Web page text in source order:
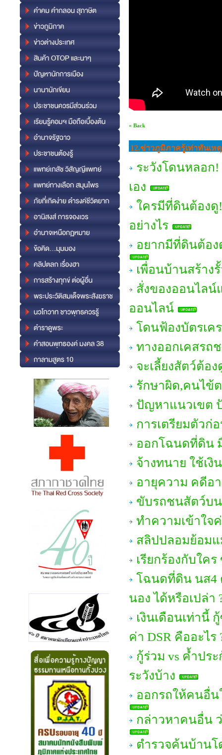
« Back
12.ข่าวภูมิภาครู้เท่าทันเห
ระวังโดนหลอก
เอง
ใครมีที่ดินต้อง
อย่างไร
อยากมีที่ดินต้อ
เพื่อนบ้านสร้าง
สั่งของออนไลน์
ออนไลน์
โดนฟ้องบัตรเค
ทางออกเคสรถ
จะเลี้ยงสัตว์ต้อ
รักษาผิด,คนไข้
ปัญหาแนวเขต
การเตรียมตัวก่
ออกโฉนดที่ดิน
จ้างทนาย ใช้เงิ
อายุความ คดีอ
ขับรถชนสัตว์บ
ทำความเข้าใจค่
สลิปปลอมย้อมแ
เรียกร้องกับใค
โฉนดที่ดิน นส4
นอง ได้หรือเปล่า
เงินเดือนเท่านี้
ค่า DSR คืออะไร
กู้ร่วม vs ค้ำปร
ระวังบ้าง
ออกรถให้คนอื่น
กล่าวหาคนอื่น
ตำรวจค้นบ้านโ